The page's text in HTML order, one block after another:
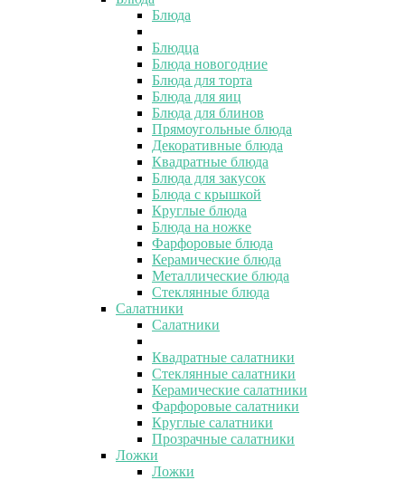
Блюда
Блюдца
Блюда новогодние
Блюда для торта
Блюда для яиц
Блюда для блинов
Прямоугольные блюда
Декоративные блюда
Квадратные блюда
Блюда для закусок
Блюда с крышкой
Круглые блюда
Блюда на ножке
Фарфоровые блюда
Керамические блюда
Металлические блюда
Стеклянные блюда
Салатники
Салатники
Квадратные салатники
Стеклянные салатники
Керамические салатники
Фарфоровые салатники
Круглые салатники
Прозрачные салатники
Ложки
Ложки